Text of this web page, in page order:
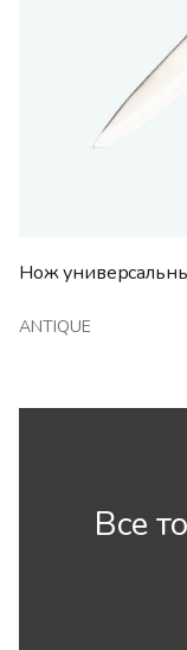
Нож
ANTIQUE
Все